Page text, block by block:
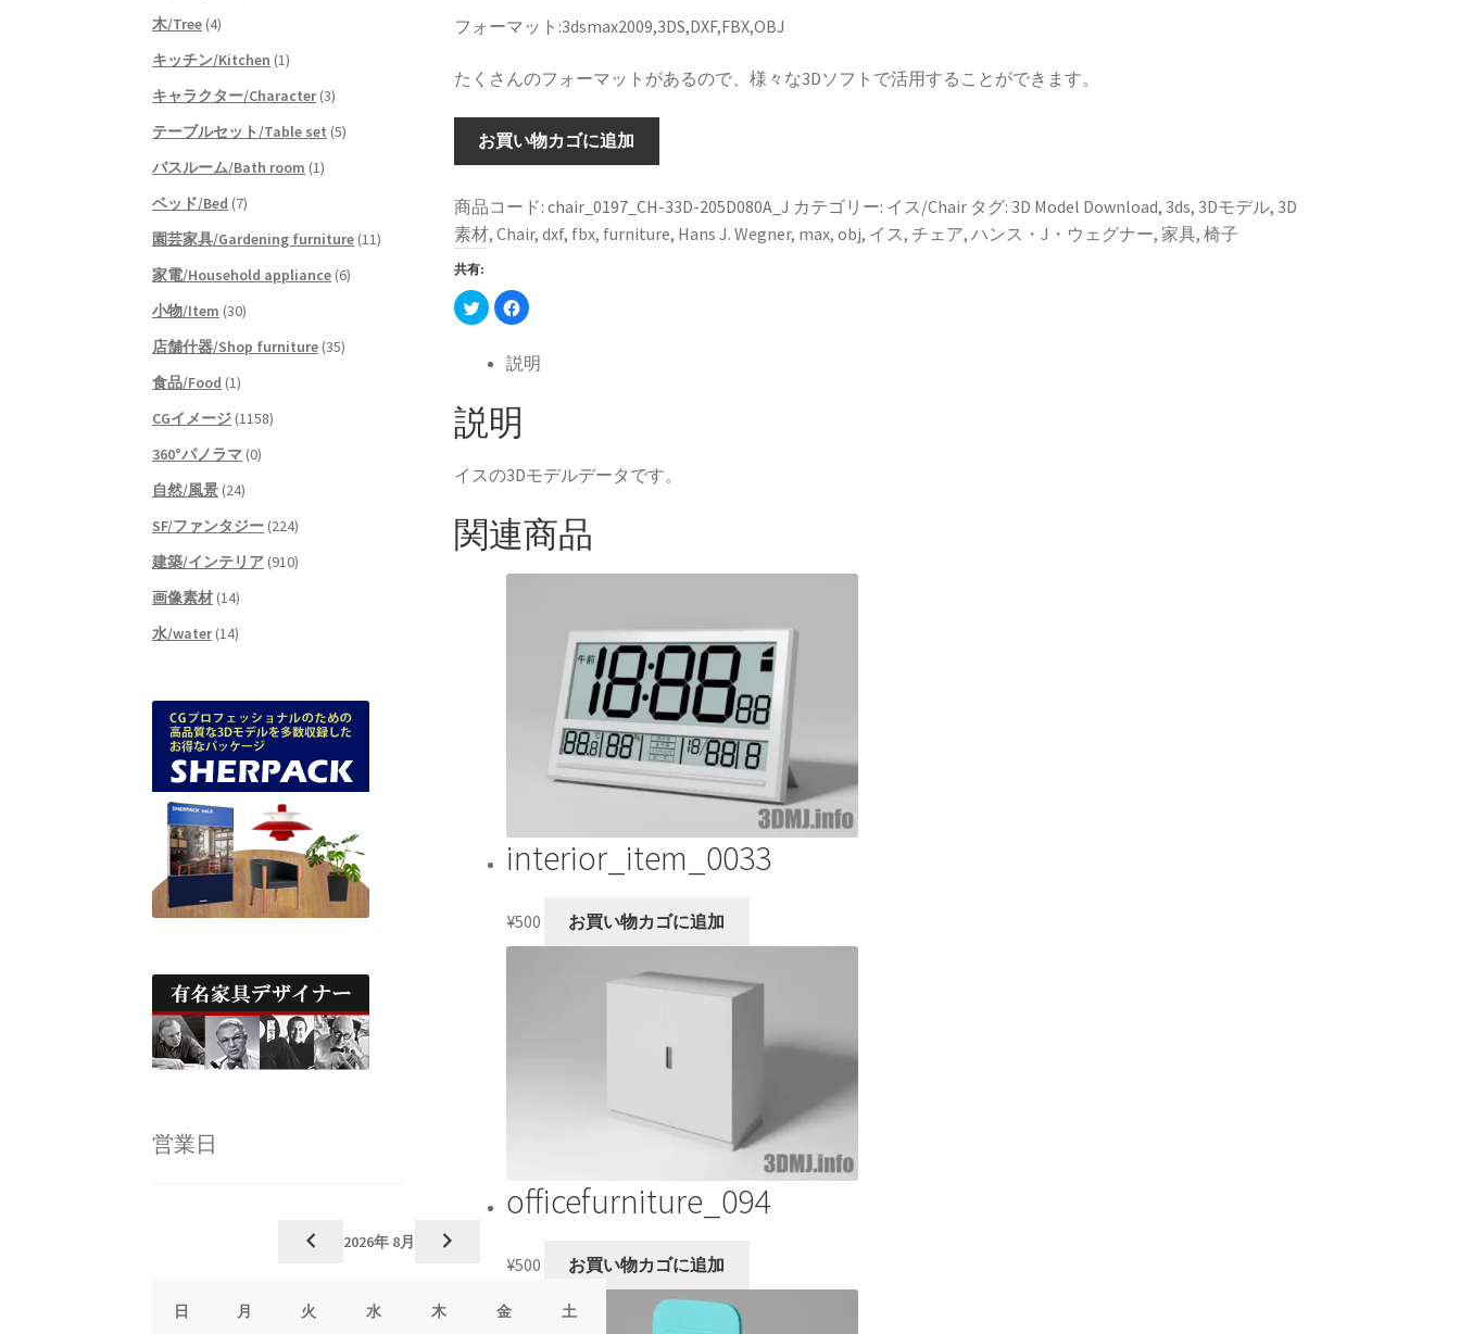
フォーマット:3dsmax2009,3DS,DXF,FBX,OBJ
たくさんのフォーマットがあるので、様々な3Dソフトで活用することができます。
お買い物カゴに追加
商品コード: chair_0197_CH-33D-205D080A_J カテゴリー: イス/Chair タグ: 3D Model Download, 3ds, 3Dモデル, 3D
素材, Chair, dxf, fbx, furniture, Hans J. Wegner, max, obj, イス, チェア, ハンス・J・ウェグナー, 家具, 椅子
共有:
ク
リ
て
i
t
t
で
共
新
し
い
F
a
b
o
に
は
ッ
ク
し
く
説明
説明
イスの3Dモデルデータです。
関連商品
interior_item_0033
¥500 お買い物カゴに追加
officefurniture_094
¥500 お買い物カゴに追加
木/Tree (4)
キッチン/Kitchen (1)
キャラクター/Character (3)
テーブルセット/Table set (5)
バスルーム/Bath room (1)
ベッド/Bed (7)
園芸家具/Gardening furniture (11)
家電/Household appliance (6)
小物/Item (30)
店舗什器/Shop furniture (35)
食品/Food (1)
CGイメージ (1158)
360°パノラマ (0)
自然/風景 (24)
SF/ファンタジー (224)
建築/インテリア (910)
画像素材 (14)
水/water (14)
営業日
2026年 8月
日 月 火 水 木 金 土